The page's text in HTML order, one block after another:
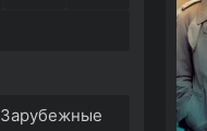
Зарубежные